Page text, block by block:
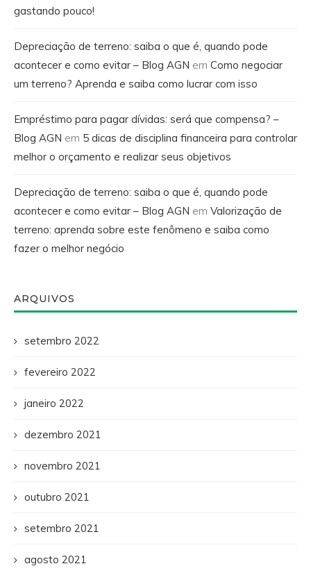
gastando pouco!
Depreciação de terreno: saiba o que é, quando pode
acontecer e como evitar – Blog AGN em Como negociar
um terreno? Aprenda e saiba como lucrar com isso
Empréstimo para pagar dívidas: será que compensa? –
Blog AGN em 5 dicas de disciplina financeira para controlar
melhor o orçamento e realizar seus objetivos
Depreciação de terreno: saiba o que é, quando pode
acontecer e como evitar – Blog AGN em Valorização de
terreno: aprenda sobre este fenômeno e saiba como
fazer o melhor negócio
ARQUIVOS
setembro 2022
fevereiro 2022
janeiro 2022
dezembro 2021
novembro 2021
outubro 2021
setembro 2021
agosto 2021